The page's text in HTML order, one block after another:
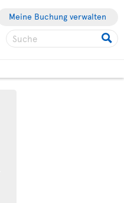
Meine Buchung verwalten